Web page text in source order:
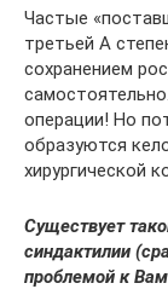
Частые
третьей А
сохранением
операции! Но
образуются
хирургической
Существует
синдактилии
проблемой к